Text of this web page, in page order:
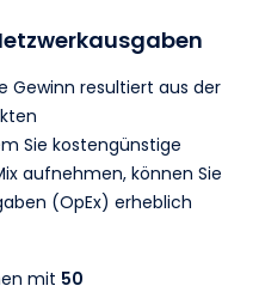
Gewinn resultiert aus der
Sie kostengünstige
aufnehmen, können Sie
(OpEx) erheblich
mit 50